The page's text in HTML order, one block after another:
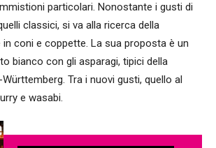
particolari. Nonostante i gusti di
classici, si va alla ricerca della
coni e coppette. La sua proposta è un
bianco con gli asparagi, tipici della
Tra i nuovi gusti, quello al
e wasabi.